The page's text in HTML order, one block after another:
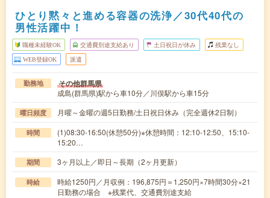
ひとり黙々と進める容器の洗浄／30代40代の
男性活躍中！
職種未経験OK 交通費別途支給あり 土日祝日が休み 残業なし
WEB登録OK 派遣
勤務地 その他群馬県
成島(群馬県)駅から車10分／川俣駅から車15分
曜日頻度 月曜～金曜の週5日勤務/土日祝日休み（完全週休2日制）
時間
(1)08:30-16:50(休憩50分)※休憩時間：12:10-12:50、15:10-
15:20…
期間 3ヶ月以上／即日～長期（2ヶ月更新）
時給
時給1250円／月収例：196,875円＝1,250円×7時間30分×21
日勤務の場合 ※残業代、交通費別途支給